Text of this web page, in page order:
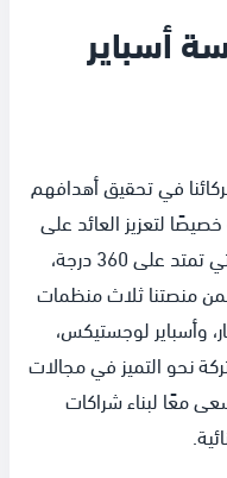
أسباير
في تحقيق أهدافهم
لتعزيز العائد على
الاستثمار. من خلال منصتنا الشاملة التي تمتد على 360 درجة،
منصتنا ثلاث منظمات
وأسباير لوجستيكس،
نحو التميز في مجالات
معًا لبناء شراكات